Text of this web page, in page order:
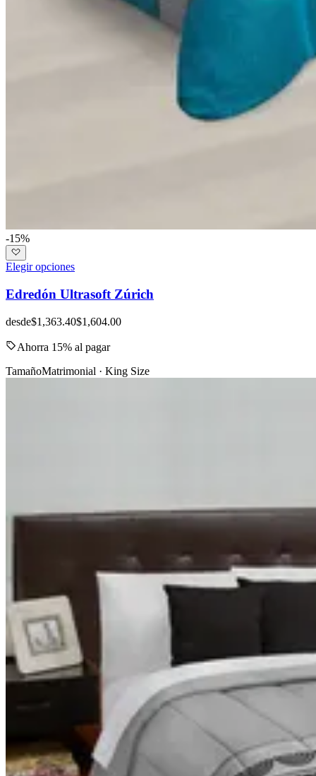
-15%
Elegir opciones
Edredón Ultrasoft Zúrich
desde$1,363.40$1,604.00
Ahorra 15% al pagar
TamañoMatrimonial · King Size